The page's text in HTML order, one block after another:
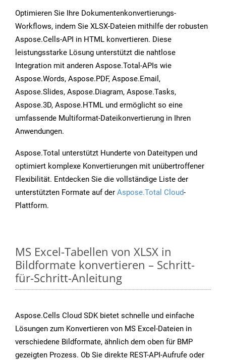
Optimieren Sie Ihre Dokumentenkonvertierungs-
Workflows, indem Sie XLSX-Dateien mithilfe der robusten
Aspose.Cells-API in HTML konvertieren. Diese
leistungsstarke Lösung unterstützt die nahtlose
Integration mit anderen Aspose.Total-APIs wie
Aspose.Words, Aspose.PDF, Aspose.Email,
Aspose.Slides, Aspose.Diagram, Aspose.Tasks,
Aspose.3D, Aspose.HTML und ermöglicht so eine
umfassende Multiformat-Dateikonvertierung in Ihren
Anwendungen.
Aspose.Total unterstützt Hunderte von Dateitypen und
optimiert komplexe Konvertierungen mit unübertroffener
Flexibilität. Entdecken Sie die vollständige Liste der
unterstützten Formate auf der Aspose.Total Cloud-
Plattform.
MS Excel-Tabellen von XLSX in
Bildformate konvertieren – Schritt-
für-Schritt-Anleitung
Aspose.Cells Cloud SDK bietet schnelle und einfache
Lösungen zum Konvertieren von MS Excel-Dateien in
verschiedene Bildformate, ähnlich dem oben für BMP
gezeigten Prozess. Ob Sie direkte REST-API-Aufrufe oder